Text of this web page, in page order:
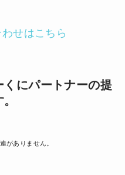
せはこちら
くにパートナーの提
がありません。